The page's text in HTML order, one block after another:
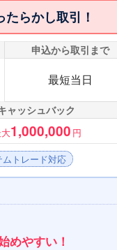
らかし取引！
申込から取引まで
最短当日
ャッシュバック
1,000,000 円
ムトレード対応
めやすい！